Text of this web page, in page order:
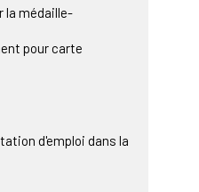
la médaille-
pour carte
d'emploi dans la